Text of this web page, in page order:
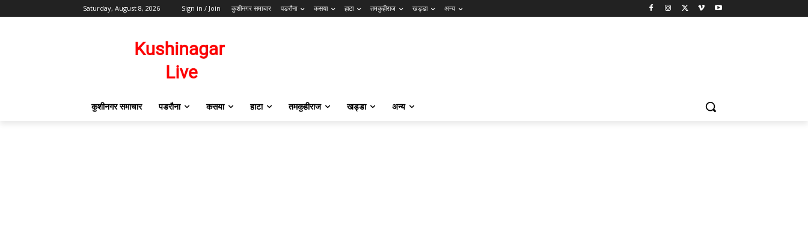
Saturday, August 8, 2026 Sign in / Join कुशीनगर समाचार पडरौना कसया हाटा तमकुहीराज खड्डा अन्य
कुशीनगर समाचार पडरौना कसया हाटा तमकुहीराज खड्डा अन्य